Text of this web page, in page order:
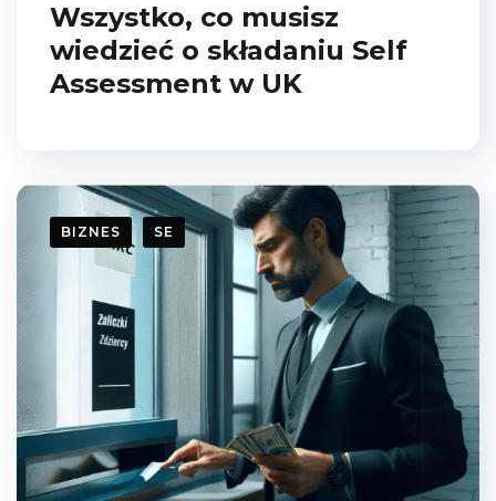
Wszystko, co musisz
wiedzieć o składaniu Self
Assessment w UK
BIZNES SE